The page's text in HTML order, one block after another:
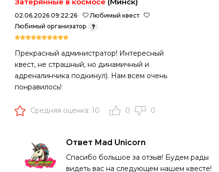
02.06.2026 09:22:26
Любимый квест
Любимый организатор
Прекрасный администратор! Интересный
квест, не страшный, но динамичный и
адреналинчика подкинул). Нам всем очень
понравилось!
Средняя оценка: 10 0 0
Ответ Mad Unicorn
Спасибо большое за отзыв! Будем рады
видеть вас на следующем нашем квесте!